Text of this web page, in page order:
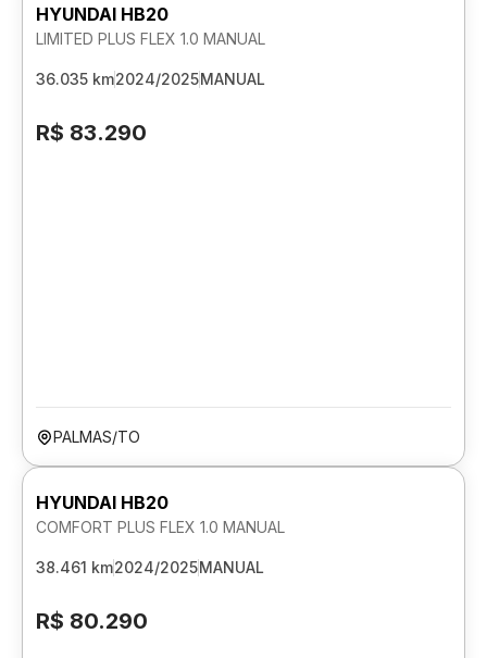
HYUNDAI HB20
LIMITED PLUS FLEX 1.0 MANUAL
36.035 km2024/2025MANUAL
R$ 83.290
PALMAS/TO
HYUNDAI HB20
COMFORT PLUS FLEX 1.0 MANUAL
38.461 km2024/2025MANUAL
R$ 80.290